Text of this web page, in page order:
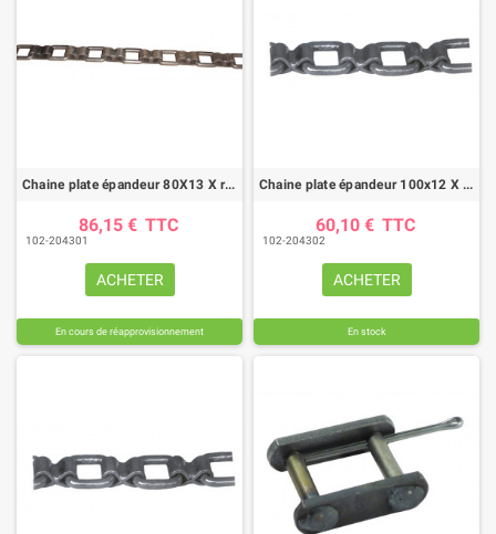
Chaine plate épandeur 80X13 X renforcée
86,15 € TTC
102-204301
ACHETER
En cours de réapprovisionnement
Chaine plate épandeur 100x12 X renforcée
60,10 € TTC
102-204302
ACHETER
En stock